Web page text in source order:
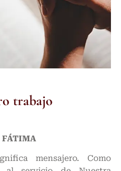
trabajo
FÁTIMA
mensajero. Como